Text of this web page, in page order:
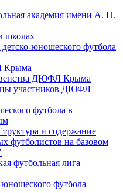
академия имени А. Н.
школах
юношеского футбола
Крыма
ДЮФЛ Крыма
участников ДЮФЛ
футбола в
и содержание
футболистов на базовом
футбольная лига
футбола